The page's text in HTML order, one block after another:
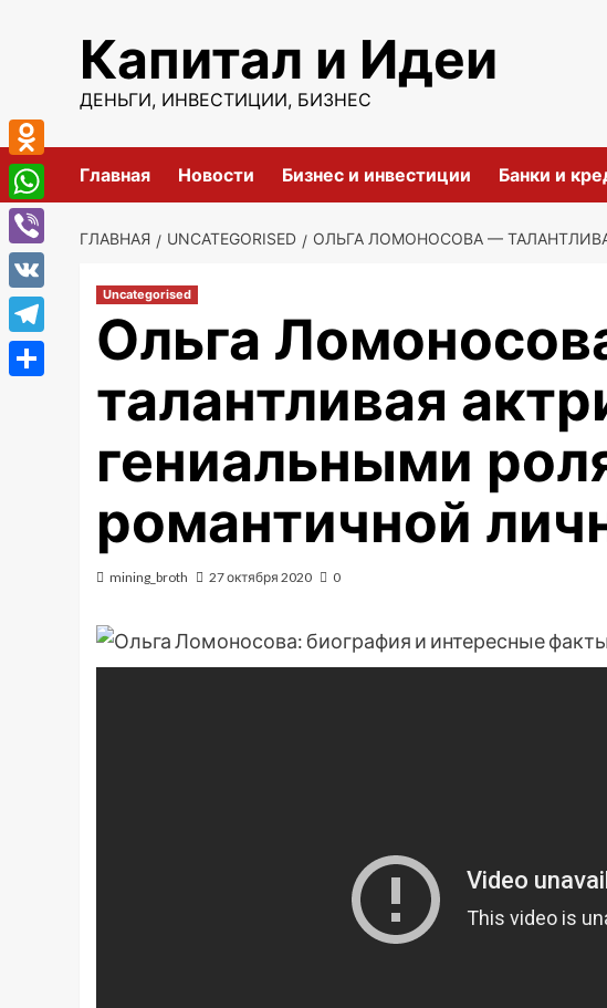
содержимомуКапитал и Идеи
ДЕНЬГИ, ИНВЕСТИЦИИ, БИЗНЕС
Главная Новости Бизнес и инвестиции Банки и
ГЛАВНАЯ UNCATEGORISED ОЛЬГА ЛОМОНОСОВА —
Uncategorised
Ольга
талантливая
гениальными
романтичной
mining_broth 27 октября 2020 0
Odnoklassniki
WhatsApp
Viber
VK
Telegram
Отправить